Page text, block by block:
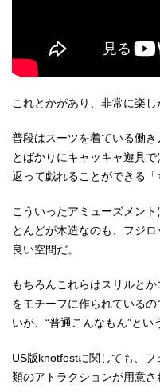
これとかがあり、非常に楽し
普段はスーツを着ている働
とばかりにキャッキャ遊具
返って戯れることができる「
こういったアミューズメン
とんどが木造なのも、フジ
良い空間だ。
もちろんこれらはスリルと
をモチーフに作られている
いが、“普通こんなもん”とい
US版knotfestに関しても、
類のアトラクションが用意さ